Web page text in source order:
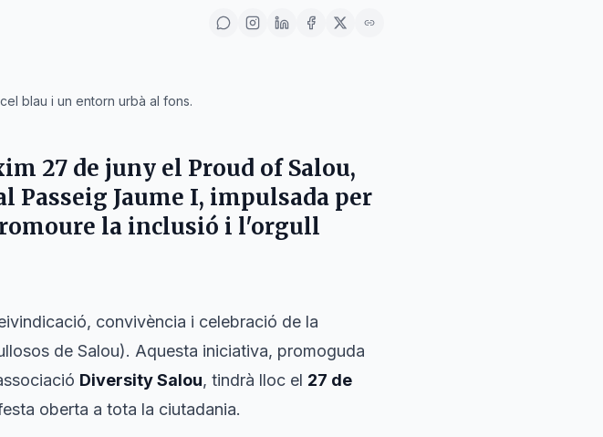
blau i un entorn urbà al fons.
27 de juny el Proud of Salou,
Jaume I, impulsada per
la inclusió i l'orgull
convivència i celebració de la
de Salou). Aquesta iniciativa, promoguda
Diversity Salou, tindrà lloc el 27 de
oberta a tota la ciutadania.